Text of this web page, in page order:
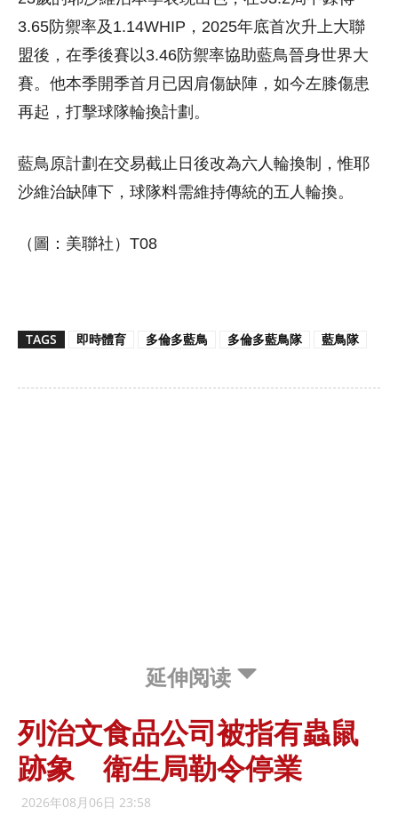
3.65防禦率及1.14WHIP，2025年底首次升上大聯
盟後，在季後賽以3.46防禦率協助藍鳥晉身世界大
賽。他本季開季首月已因肩傷缺陣，如今左膝傷患
再起，打擊球隊輪換計劃。
藍鳥原計劃在交易截止日後改為六人輪換制，惟耶
沙維治缺陣下，球隊料需維持傳統的五人輪換。
（圖：美聯社）T08
TAGS 即時體育 多倫多藍鳥 多倫多藍鳥隊 藍鳥隊
延伸阅读
列治文食品公司被指有蟲鼠
跡象 衛生局勒令停業
2026年08月06日 23:58